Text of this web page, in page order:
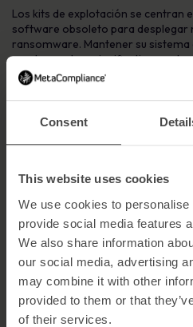
Consent
This website uses cookies
We use cookies to
provide social media features
We also share information
our social media, advertising
may combine it with other
provided to them or that
of their services.
Los kits de explotación se centran
software obsoleto para desplegar
ransomware. Mantener su
parches reduce significativamente
8. Activar sólo contenido
contenido de los documentos
confianza, y verifíquelo con la
9. Póngase en contacto
Si un correo electrónico de una
le parece sospechoso, póngase en
directamente a través de un
sencillo paso puede evitar el robo
infecciones por malware.